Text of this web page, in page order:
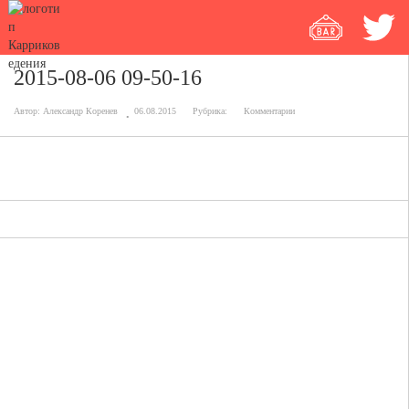
2015-08-06 09-50-16
Автор: Александр Коренев 06.08.2015 Рубрика: Комментарии